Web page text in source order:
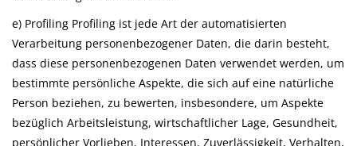
e) Profiling Profiling ist jede Art der automatisierten
Verarbeitung personenbezogener Daten, die darin besteht,
dass diese personenbezogenen Daten verwendet werden, um
bestimmte persönliche Aspekte, die sich auf eine natürliche
Person beziehen, zu bewerten, insbesondere, um Aspekte
bezüglich Arbeitsleistung, wirtschaftlicher Lage, Gesundheit,
persönlicher Vorlieben, Interessen, Zuverlässigkeit, Verhalten,